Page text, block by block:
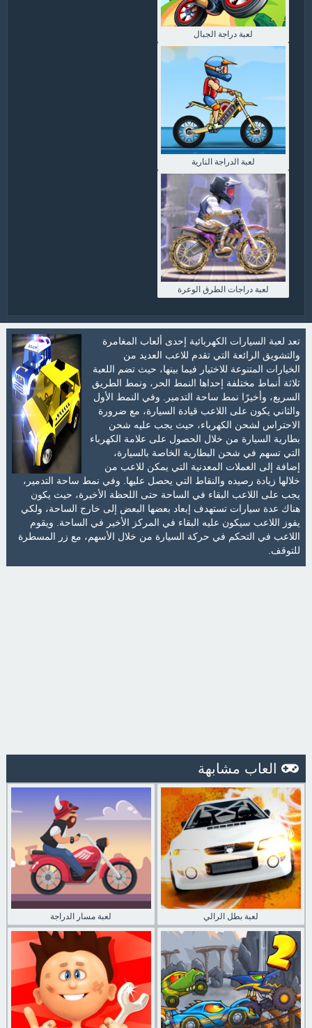
لعبة دراجة الجبال
لعبة الدراجة النارية
لعبة دراجات الطرق الوعرة
تعد لعبة السيارات الكهربائية إحدى ألعاب المغامرة
والتشويق الرائعة التي تقدم للاعب العديد من
الخيارات المتنوعة للاختيار فيما بينها، حيث تضم اللعبة
ثلاثة أنماط مختلفة إحداها النمط الحر، ونمط الطريق
السريع، وأخيرًا نمط ساحة التدمير. وفي النمط الأول
والثاني يكون على اللاعب قيادة السيارة، مع ضرورة
الاحتراس لشحن الكهرباء، حيث يجب عليه شحن
بطارية السيارة من خلال الحصول على علامة الكهرباء
التي تسهم في شحن البطارية الخاصة بالسيارة،
إضافة إلى العملات المعدنية التي يمكن للاعب من
خلالها زيادة رصيده والنقاط التي يحصل عليها. وفي نمط ساحة التدمير،
يجب على اللاعب البقاء في الساحة حتى اللحظة الأخيرة، حيث يكون
هناك عدة سيارات تستهدف إبعاد بعضها البعض إلى خارج الساحة، ولكي
يفوز اللاعب سيكون عليه البقاء في المركز الأخير في الساحة. ويقوم
اللاعب في التحكم في حركة السيارة من خلال الأسهم، مع زر المسطرة
للتوقف.
العاب مشابهة
لعبة مسار الدراجة لعبة بطل الرالي